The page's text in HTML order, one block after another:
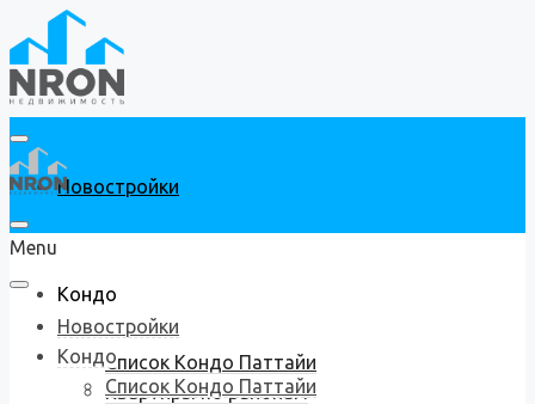
Новостройки
Кондо
Список Кондо Паттайи
Квартиры по районам
Menu
Новостройки
Кондо
Список Кондо Паттайи